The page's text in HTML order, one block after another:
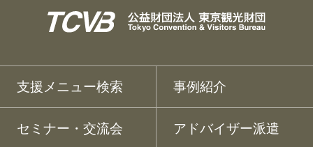
支援メニュー検索 事例紹介
セミナー・交流会 アドバイザー派遣